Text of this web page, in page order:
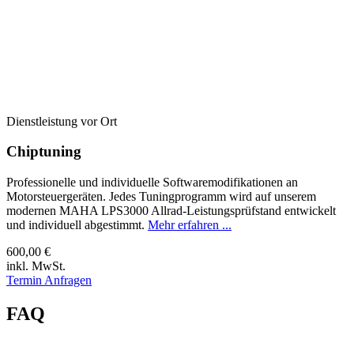
Dienstleistung vor Ort
Chiptuning
Professionelle und individuelle Softwaremodifikationen an
Motorsteuergeräten. Jedes Tuningprogramm wird auf unserem
modernen MAHA LPS3000 Allrad-Leistungsprüfstand entwickelt
und individuell abgestimmt. Mehr erfahren ...
600,00 €
inkl. MwSt.
Termin Anfragen
FAQ